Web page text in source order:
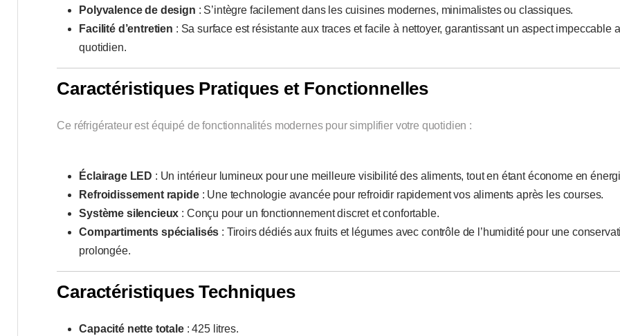
Polyvalence de design : S’intègre facilement dans les cuisines modernes, minimalistes ou classiques.
Facilité d’entretien : Sa surface est résistante aux traces et facile à nettoyer, garantissant un aspect impeccable
quotidien.
Caractéristiques Pratiques et Fonctionnelles
Ce réfrigérateur est équipé de fonctionnalités modernes pour simplifier votre quotidien :
Éclairage LED : Un intérieur lumineux pour une meilleure visibilité des aliments, tout en étant économe en
Refroidissement rapide: Une technologie avancée pour refroidir rapidement vos aliments après les courses.
Système silencieux : Conçu pour un fonctionnement discret et confortable.
Compartiments spécialisés : Tiroirs dédiés aux fruits et légumes avec contrôle de l’humidité pour une
prolongée.
Caractéristiques Techniques
Capacité nette totale: 425 litres.